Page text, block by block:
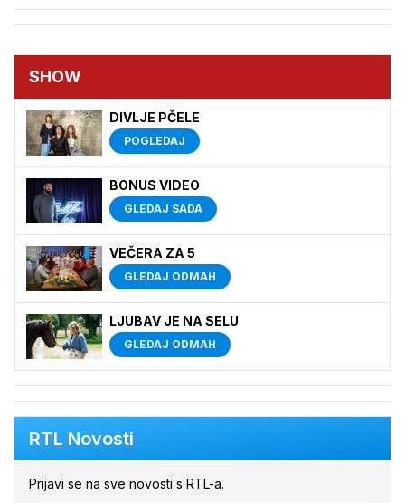
SHOW
DIVLJE PČELE
POGLEDAJ
BONUS VIDEO
GLEDAJ SADA
VEČERA ZA 5
GLEDAJ ODMAH
LJUBAV JE NA SELU
GLEDAJ ODMAH
RTL Novosti
Prijavi se na sve novosti s RTL-a.